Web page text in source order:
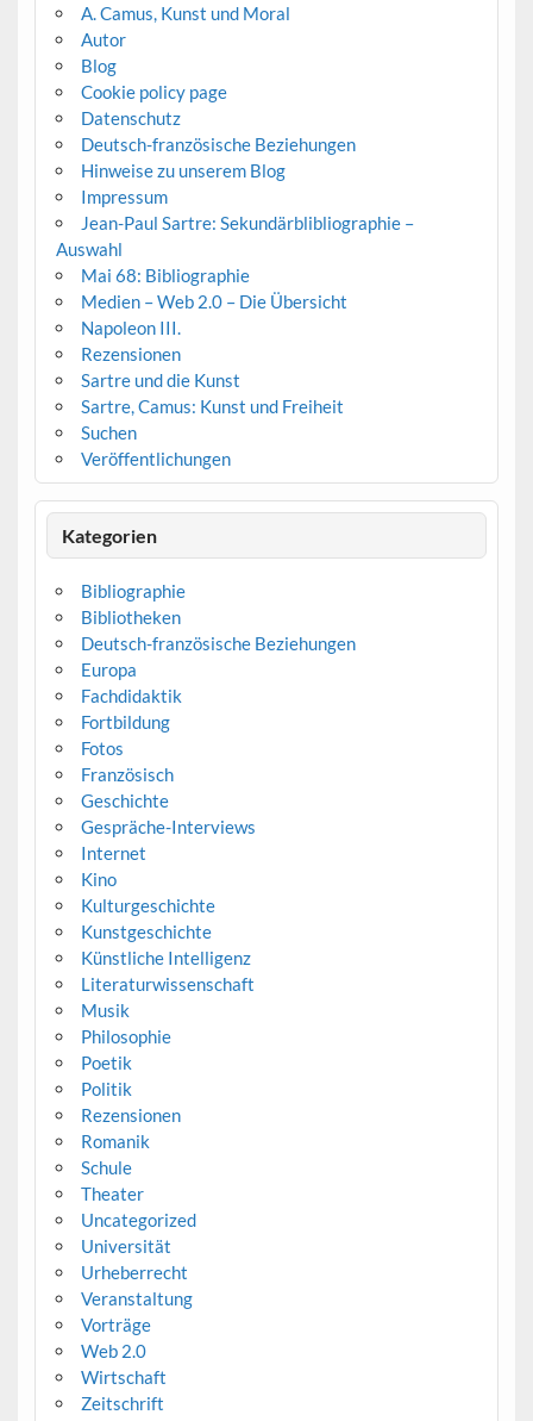
A. Camus, Kunst und Moral
Autor
Blog
Cookie policy page
Datenschutz
Deutsch-französische Beziehungen
Hinweise zu unserem Blog
Impressum
Jean-Paul Sartre: Sekundärblibliographie –
Auswahl
Mai 68: Bibliographie
Medien – Web 2.0 – Die Übersicht
Napoleon III.
Rezensionen
Sartre und die Kunst
Sartre, Camus: Kunst und Freiheit
Suchen
Veröffentlichungen
Kategorien
Bibliographie
Bibliotheken
Deutsch-französische Beziehungen
Europa
Fachdidaktik
Fortbildung
Fotos
Französisch
Geschichte
Gespräche-Interviews
Internet
Kino
Kulturgeschichte
Kunstgeschichte
Künstliche Intelligenz
Literaturwissenschaft
Musik
Philosophie
Poetik
Politik
Rezensionen
Romanik
Schule
Theater
Uncategorized
Universität
Urheberrecht
Veranstaltung
Vorträge
Web 2.0
Wirtschaft
Zeitschrift